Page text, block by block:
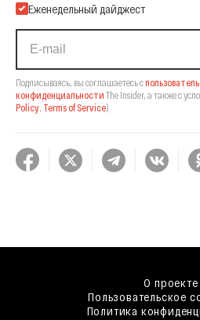
Еженедельный дайджест
Подписываясь, вы соглашаетесь с
конфиденциальности The Insider, а также с
Policy Terms of Service).
О проекте
Пользовательское
Политика